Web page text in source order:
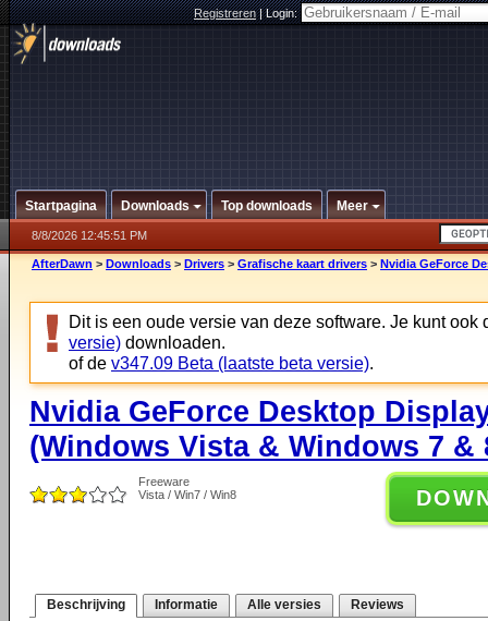
Registreren|Login:
Startpagina Downloads Top downloads Meer
8/8/2026 12:45:51 PM
AfterDawn > Downloads > Drivers > Grafische kaart drivers > Nvidia GeForce
Dit is een oude versie van deze software. Je kunt ook
versie) downloaden.
of de v347.09 Beta (laatste beta versie).
Nvidia GeForce Desktop
(Windows Vista & Windows 7 &
Freeware
Vista / Win7 / Win8
Beschrijving Informatie Alle versies Reviews